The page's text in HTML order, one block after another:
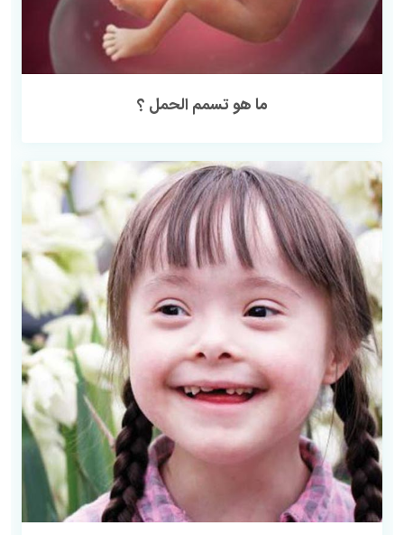
ما هو تسمم الحمل ؟